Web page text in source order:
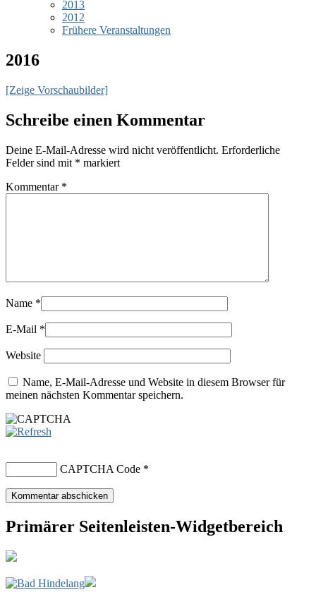
2013
2012
Frühere Veranstaltungen
2016
[Zeige Vorschaubilder]
Schreibe einen Kommentar
Deine E-Mail-Adresse wird nicht veröffentlicht. Erforderliche
Felder sind mit * markiert
Kommentar *
Name *
E-Mail *
Website
Name, E-Mail-Adresse und Website in diesem Browser für
meinen nächsten Kommentar speichern.
CAPTCHA Code *
Primärer Seitenleisten-Widgetbereich